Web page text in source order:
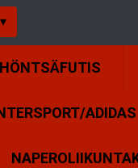
▾
ADIDAS